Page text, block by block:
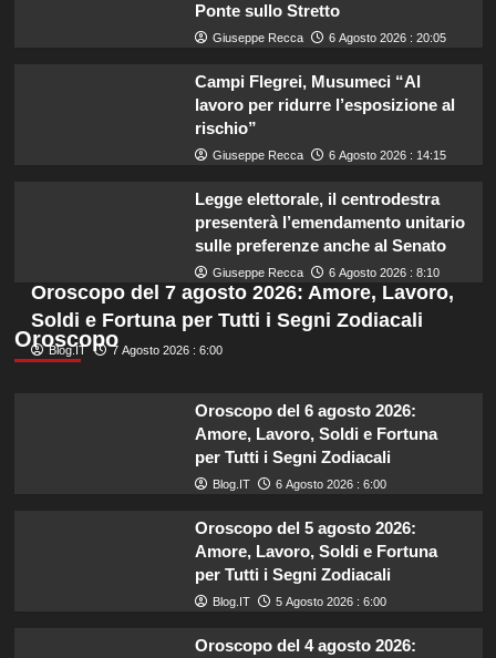
Ponte sullo Stretto
Giuseppe Recca 6 Agosto 2026 : 20:05
Campi Flegrei, Musumeci “Al
lavoro per ridurre l’esposizione al
rischio”
Giuseppe Recca 6 Agosto 2026 : 14:15
Legge elettorale, il centrodestra
presenterà l’emendamento unitario
sulle preferenze anche al Senato
Giuseppe Recca 6 Agosto 2026 : 8:10
Oroscopo
Oroscopo del 7 agosto 2026: Amore, Lavoro,
Soldi e Fortuna per Tutti i Segni Zodiacali
Blog.IT 7 Agosto 2026 : 6:00
Oroscopo del 6 agosto 2026:
Amore, Lavoro, Soldi e Fortuna
per Tutti i Segni Zodiacali
Blog.IT 6 Agosto 2026 : 6:00
Oroscopo del 5 agosto 2026:
Amore, Lavoro, Soldi e Fortuna
per Tutti i Segni Zodiacali
Blog.IT 5 Agosto 2026 : 6:00
Oroscopo del 4 agosto 2026: